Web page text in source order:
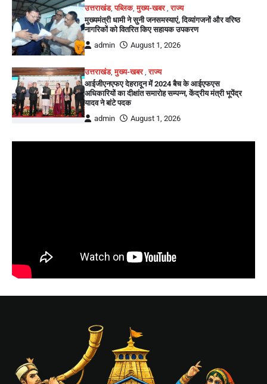
उत्तराखंड,पब्लिक,मुख्य-खबर,राज्य
मुख्यमंत्री धामी ने सुनी जनसमस्याएं, दिव्यांगजनों और वरिष्ठ
नागरिकों को वितरित किए सहायक उपकरण
admin
August 1, 2026
उत्तराखंड,मुख्य-खबर ,राज्य
आईजीएनएफए देहरादून में 2024 बैच के आईएफएस
अधिकारियों का दीक्षांत समारोह सम्पन्न, केंद्रीय मंत्री भूपेंद्र
यादव ने बांटे पदक
admin
August 1, 2026